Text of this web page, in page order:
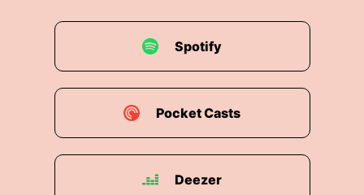
Spotify
Pocket Casts
Deezer